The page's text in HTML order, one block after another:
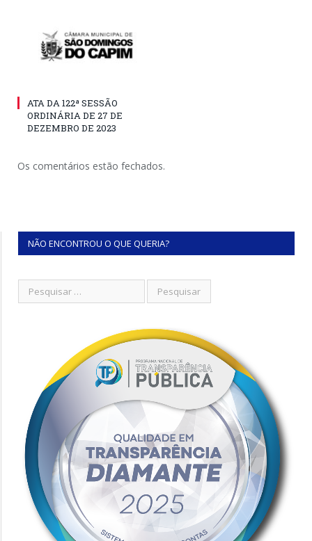
ATA DA 122ª SESSÃO
ORDINÁRIA DE 27 DE
DEZEMBRO DE 2023
Os comentários estão fechados.
NÃO ENCONTROU O QUE QUERIA?